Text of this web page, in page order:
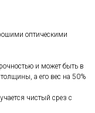
оптическими
и может быть в
а его вес на 50%
чистый срез с